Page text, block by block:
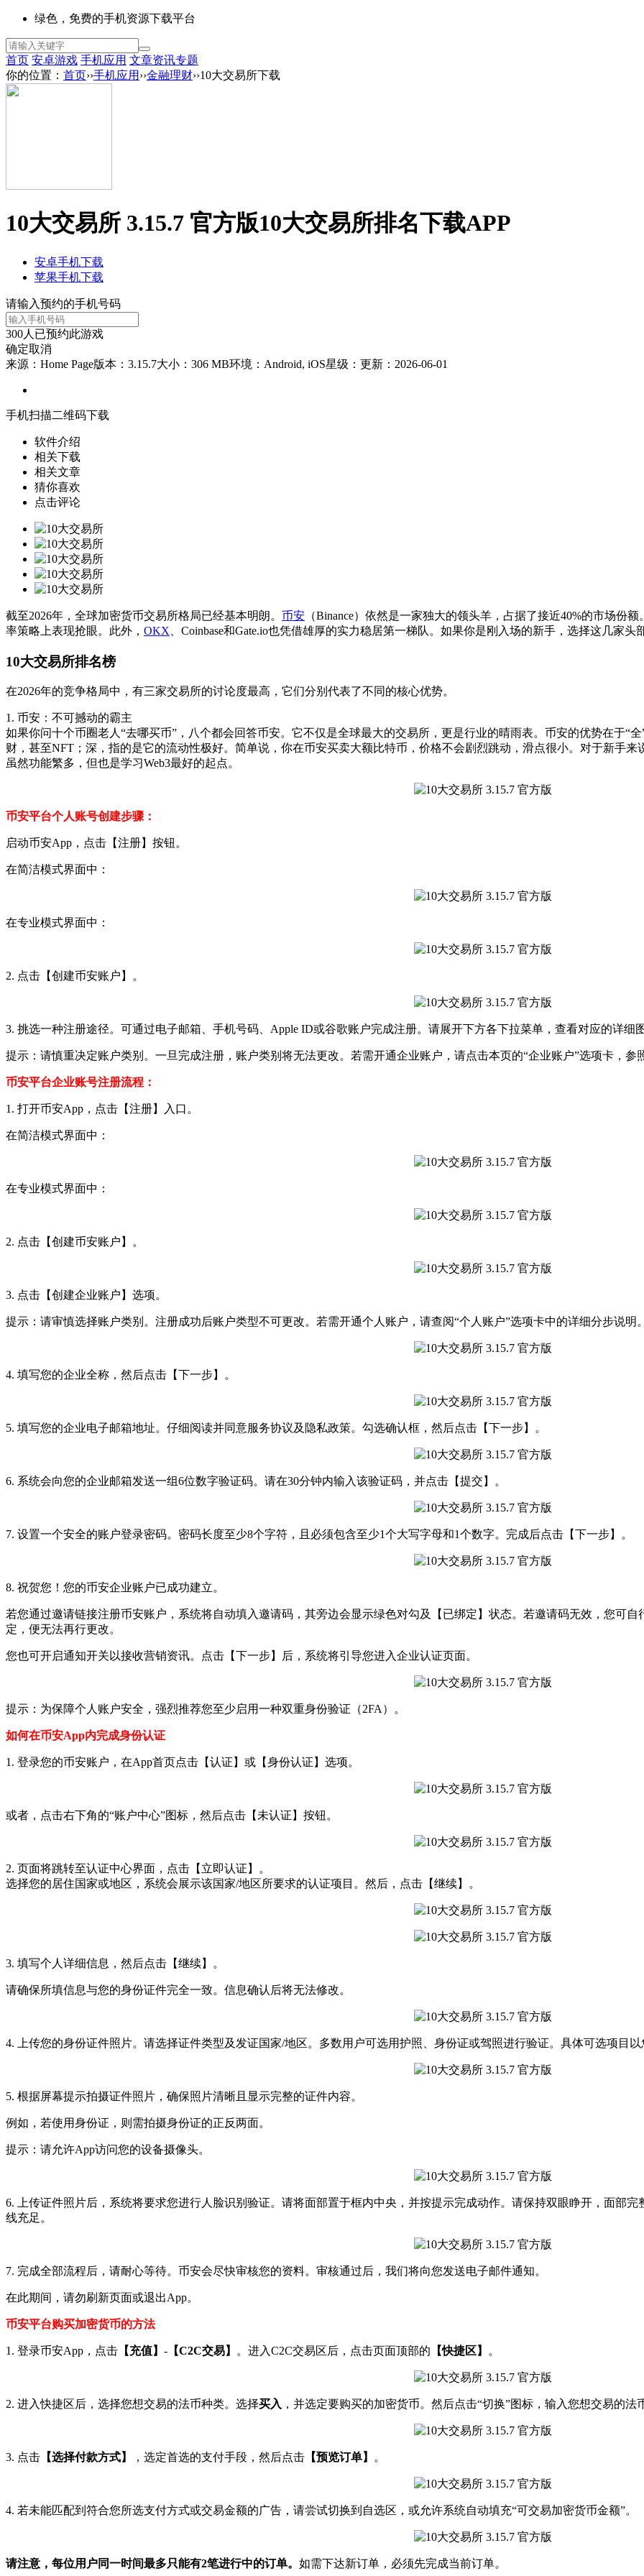
绿色，免费的手机资源下载平台
首页 安卓游戏 手机应用 文章资讯专题
你的位置： 首页››手机应用 ››金融理财››10大交易所下载
10大交易所 3.15.7 官方版10大交易所排名下载APP
安卓手机下载
苹果手机下载
请输入预约的手机号码
300人已预约此游戏
确定取消
来源：Home Page版本：3.15.7大小：306 MB环境：Android, iOS星级： 更新：2026-06-01
手机扫描二维码下载
软件介绍
相关下载
相关文章
猜你喜欢
点击评论
截至2026年，全球加密货币交易所格局已经基本明朗。 币安 （Binance）依然是一家独大的领头羊，占据了接近40%的市场份
率策略上表现抢眼。此外， OKX 、Coinbase和Gate.io也凭借雄厚的实力稳居第一梯队。如果你是刚入场的新手，选择这几家
10大交易所排名榜
在2026年的竞争格局中，有三家交易所的讨论度最高，它们分别代表了不同的核心优势。
1. 币安：不可撼动的霸主
如果你问十个币圈老人“去哪买币”，八个都会回答币安。它不仅是全球最大的交易所，更是行业的晴雨表。币安的优势在于“
财，甚至NFT；深，指的是它的流动性极好。简单说，你在币安买卖大额比特币，价格不会剧烈跳动，滑点很小。对于新手
虽然功能繁多，但也是学习Web3最好的起点。
币安平台个人账号创建步骤：
启动币安App，点击【注册】按钮。
在简洁模式界面中：
在专业模式界面中：
2. 点击【创建币安账户】。
3. 挑选一种注册途径。可通过电子邮箱、手机号码、Apple ID或谷歌账户完成注册。请展开下方各下拉菜单，查看对应的详细
提示：请慎重决定账户类别。一旦完成注册，账户类别将无法更改。若需开通企业账户，请点击本页的“企业账户”选项卡，参
币安平台企业账号注册流程：
1. 打开币安App，点击【注册】入口。
在简洁模式界面中：
在专业模式界面中：
2. 点击【创建币安账户】。
3. 点击【创建企业账户】选项。
提示：请审慎选择账户类别。注册成功后账户类型不可更改。若需开通个人账户，请查阅“个人账户”选项卡中的详细分步说明
4. 填写您的企业全称，然后点击【下一步】。
5. 填写您的企业电子邮箱地址。仔细阅读并同意服务协议及隐私政策。勾选确认框，然后点击【下一步】。
6. 系统会向您的企业邮箱发送一组6位数字验证码。请在30分钟内输入该验证码，并点击【提交】。
7. 设置一个安全的账户登录密码。密码长度至少8个字符，且必须包含至少1个大写字母和1个数字。完成后点击【下一步】。
8. 祝贺您！您的币安企业账户已成功建立。
若您通过邀请链接注册币安账户，系统将自动填入邀请码，其旁边会显示绿色对勾及【已绑定】状态。若邀请码无效，您可
定，便无法再行更改。
您也可开启通知开关以接收营销资讯。点击【下一步】后，系统将引导您进入企业认证页面。
提示：为保障个人账户安全，强烈推荐您至少启用一种双重身份验证（2FA）。
如何在币安App内完成身份认证
1. 登录您的币安账户，在App首页点击【认证】或【身份认证】选项。
或者，点击右下角的“账户中心”图标，然后点击【未认证】按钮。
2. 页面将跳转至认证中心界面，点击【立即认证】。
选择您的居住国家或地区，系统会展示该国家/地区所要求的认证项目。然后，点击【继续】。
3. 填写个人详细信息，然后点击【继续】。
请确保所填信息与您的身份证件完全一致。信息确认后将无法修改。
4. 上传您的身份证件照片。请选择证件类型及发证国家/地区。多数用户可选用护照、身份证或驾照进行验证。具体可选项目
5. 根据屏幕提示拍摄证件照片，确保照片清晰且显示完整的证件内容。
例如，若使用身份证，则需拍摄身份证的正反两面。
提示：请允许App访问您的设备摄像头。
6. 上传证件照片后，系统将要求您进行人脸识别验证。请将面部置于框内中央，并按提示完成动作。请保持双眼睁开，面部
线充足。
7. 完成全部流程后，请耐心等待。币安会尽快审核您的资料。审核通过后，我们将向您发送电子邮件通知。
在此期间，请勿刷新页面或退出App。
币安平台购买加密货币的方法
1. 登录币安App，点击 【充值】 - 【C2C交易】 。进入C2C交易区后，点击页面顶部的 【快捷区】 。
2. 进入快捷区后，选择您想交易的法币种类。选择买入 ，并选定要购买的加密货币。然后点击“切换”图标，输入您想交易的法
3. 点击 【选择付款方式】 ，选定首选的支付手段，然后点击 【预览订单】 。
4. 若未能匹配到符合您所选支付方式或交易金额的广告，请尝试切换到自选区，或允许系统自动填充“可交易加密货币金额”。
请注意，每位用户同一时间最多只能有2笔进行中的订单。 如需下达新订单，必须先完成当前订单。